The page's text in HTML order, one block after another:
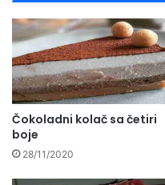
Čokoladni kolač sa četiri
boje
28/11/2020